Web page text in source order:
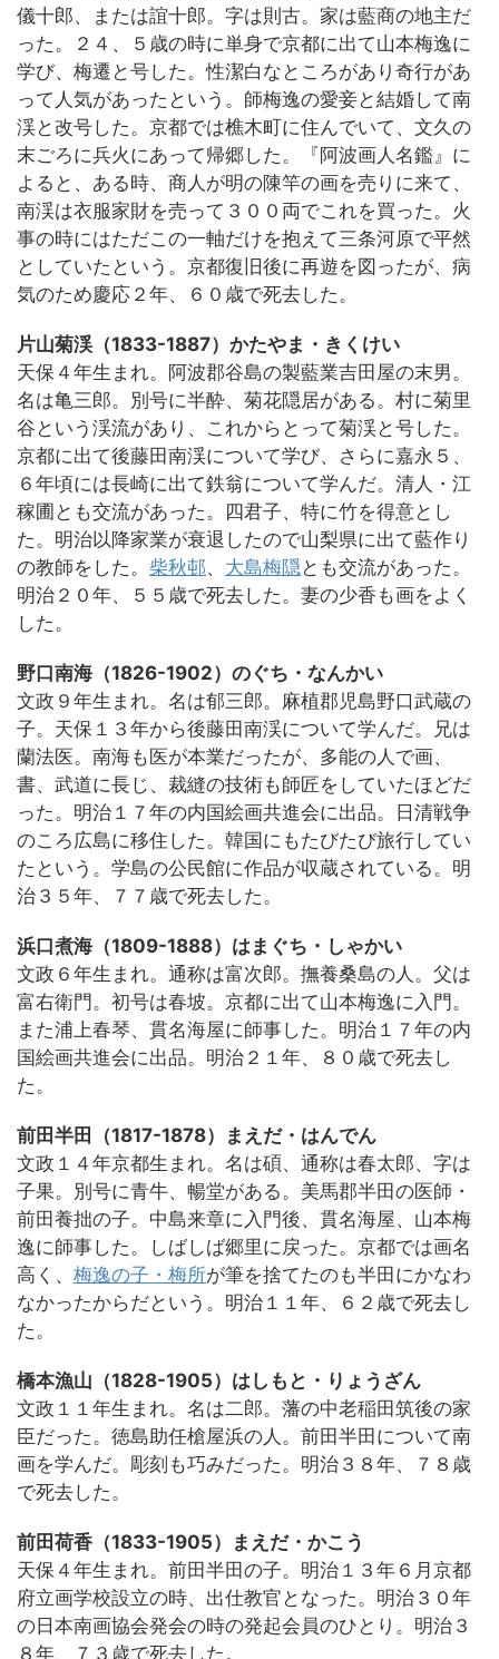
儀十郎、または誼十郎。字は則古。家は藍商の地主だ
った。２４、５歳の時に単身で京都に出て山本梅逸に
学び、梅遷と号した。性潔白なところがあり奇行があ
って人気があったという。師梅逸の愛妾と結婚して南
渓と改号した。京都では樵木町に住んでいて、文久の
末ごろに兵火にあって帰郷した。『阿波画人名鑑』に
よると、ある時、商人が明の陳竿の画を売りに来て、
南渓は衣服家財を売って３００両でこれを買った。火
事の時にはただこの一軸だけを抱えて三条河原で平然
としていたという。京都復旧後に再遊を図ったが、病
気のため慶応２年、６０歳で死去した。
片山菊渓（1833-1887）かたやま・きくけい
天保４年生まれ。阿波郡谷島の製藍業吉田屋の末男。
名は亀三郎。別号に半酔、菊花隠居がある。村に菊里
谷という渓流があり、これからとって菊渓と号した。
京都に出て後藤田南渓について学び、さらに嘉永５、
６年頃には長崎に出て鉄翁について学んだ。清人・江
稼圃とも交流があった。四君子、特に竹を得意とし
た。明治以降家業が衰退したので山梨県に出て藍作り
の教師をした。 柴秋邨、 大島梅隠 とも交流があった。
明治２０年、５５歳で死去した。妻の少香も画をよく
した。
野口南海（1826-1902）のぐち・なんかい
文政９年生まれ。名は郁三郎。麻植郡児島野口武蔵の
子。天保１３年から後藤田南渓について学んだ。兄は
蘭法医。南海も医が本業だったが、多能の人で画、
書、武道に長じ、裁縫の技術も師匠をしていたほどだ
った。明治１７年の内国絵画共進会に出品。日清戦争
のころ広島に移住した。韓国にもたびたび旅行してい
たという。学島の公民館に作品が収蔵されている。明
治３５年、７７歳で死去した。
浜口煮海（1809-1888）はまぐち・しゃかい
文政６年生まれ。通称は富次郎。撫養桑島の人。父は
富右衛門。初号は春坡。京都に出て山本梅逸に入門。
また浦上春琴、貫名海屋に師事した。明治１７年の内
国絵画共進会に出品。明治２１年、８０歳で死去し
た。
前田半田（1817-1878）まえだ・はんでん
文政１４年京都生まれ。名は碩、通称は春太郎、字は
子果。別号に青牛、暢堂がある。美馬郡半田の医師・
前田養拙の子。中島来章に入門後、貫名海屋、山本梅
逸に師事した。しばしば郷里に戻った。京都では画名
高く、 梅逸の子・梅所が筆を捨てたのも半田にかなわ
なかったからだという。明治１１年、６２歳で死去し
た。
橋本漁山（1828-1905）はしもと・りょうざん
文政１１年生まれ。名は二郎。藩の中老稲田筑後の家
臣だった。徳島助任槍屋浜の人。前田半田について南
画を学んだ。彫刻も巧みだった。明治３８年、７８歳
で死去した。
前田荷香（1833-1905）まえだ・かこう
天保４年生まれ。前田半田の子。明治１３年６月京都
府立画学校設立の時、出仕教官となった。明治３０年
の日本南画協会発会の時の発起会員のひとり。明治３
８年、７３歳で死去した。